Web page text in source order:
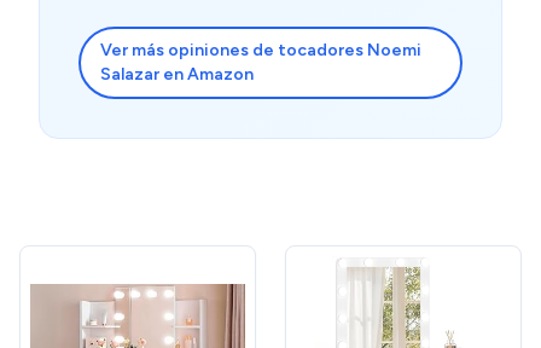
Ver más opiniones de tocadores Noemi
Salazar en Amazon